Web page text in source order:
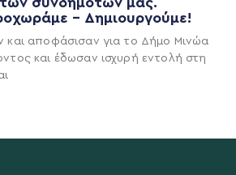
– Δημιουργούμε!
και αποφάσισαν για το Δήμο Μινώα
και έδωσαν ισχυρή εντολή στη